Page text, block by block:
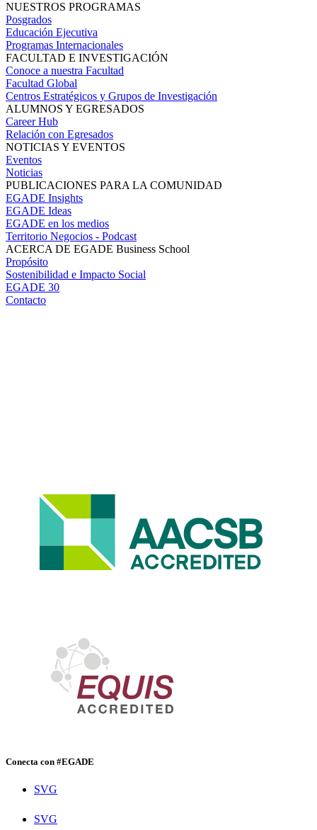
NUESTROS PROGRAMAS
Posgrados
Educación Ejecutiva
Programas Internacionales
FACULTAD E INVESTIGACIÓN
Conoce a nuestra Facultad
Facultad Global
Centros Estratégicos y Grupos de Investigación
ALUMNOS Y EGRESADOS
Career Hub
Relación con Egresados
NOTICIAS Y EVENTOS
Eventos
Noticias
PUBLICACIONES PARA LA COMUNIDAD
EGADE Insights
EGADE Ideas
EGADE en los medios
Territorio Negocios - Podcast
ACERCA DE EGADE Business School
Propósito
Sostenibilidad e Impacto Social
EGADE 30
Contacto
Conecta con #EGADE
SVG
SVG